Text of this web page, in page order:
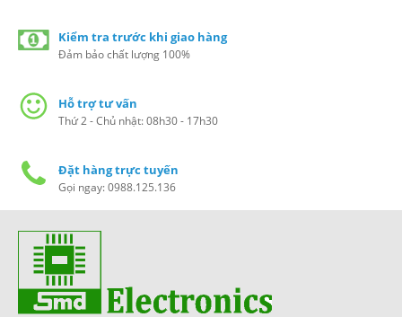
Kiểm tra trước khi giao hàng
Đảm bảo chất lượng 100%
Hỗ trợ tư vấn
Thứ 2 - Chủ nhật: 08h30 - 17h30
Đặt hàng trực tuyến
Gọi ngay: 0988.125.136